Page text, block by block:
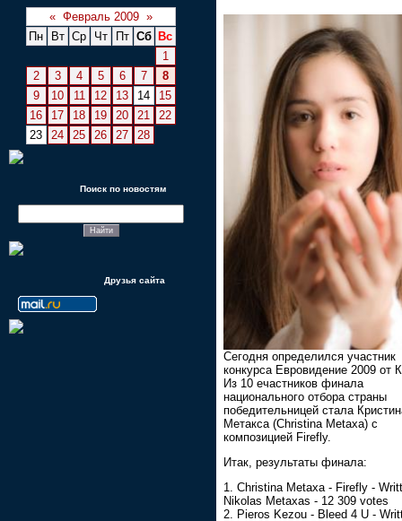
« Февраль 2009 »
Пн
Вт Ср Чт Пт Сб
Вс
1
2
3 4 5 6 7
8
9
10 11 12 13 14
15
16
17 18 19 20 21
22
23
24 25 26 27 28
Поиск по новостям
Друзья сайта
Сегодня определился участник
конкурса Евровидение 2009 от
Из 10 eчастников финала
национального отбора страны
победительницей стала
Метакса (Christina Metaxa) с
композицией Firefly.
Итак, результаты финала:
1. Christina Metaxa - Firefly -
Nikolas Metaxas - 12 309 votes
2. Pieros Kezou - Bleed 4 U -